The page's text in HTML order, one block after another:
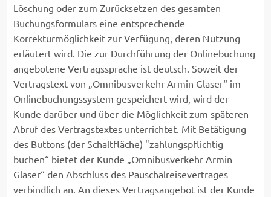
Löschung oder zum Zurücksetzen des gesamten
Buchungsformulars eine entsprechende
Korrekturmöglichkeit zur Verfügung, deren Nutzung
erläutert wird. Die zur Durchführung der Onlinebuchung
angebotene Vertragssprache ist deutsch. Soweit der
Vertragstext von „Omnibusverkehr Armin Glaser“ im
Onlinebuchungssystem gespeichert wird, wird der
Kunde darüber und über die Möglichkeit zum späteren
Abruf des Vertragstextes unterrichtet. Mit Betätigung
des Buttons (der Schaltfläche) "zahlungspflichtig
buchen“ bietet der Kunde „Omnibusverkehr Armin
Glaser“ den Abschluss des Pauschalreisevertrages
verbindlich an. An dieses Vertragsangebot ist der Kunde